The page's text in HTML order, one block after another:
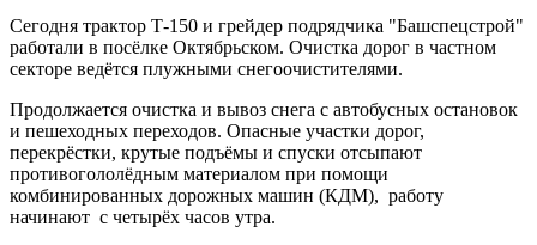
Сегодня трактор Т-150 и грейдер подрядчика "Башспецстрой"
работали в посёлке Октябрьском. Очистка дорог в частном
секторе ведётся плужными снегоочистителями.
Продолжается очистка и вывоз снега с автобусных остановок
и пешеходных переходов. Опасные участки дорог,
перекрёстки, крутые подъёмы и спуски отсыпают
противогололёдным материалом при помощи
комбинированных дорожных машин (КДМ), работу
начинают с четырёх часов утра.